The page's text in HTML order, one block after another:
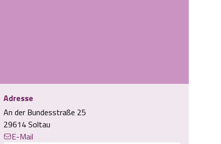
Adresse
An der Bundesstraße 25
29614 Soltau
E-Mail